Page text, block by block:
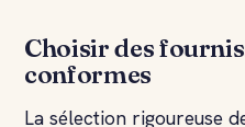
Choisir des
conformes
La sélection rigoureuse